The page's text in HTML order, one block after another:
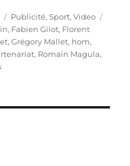
Catégories
Publicité,Sport,Video
, Fabien Gilot, Florent
,Grégory Mallet, hom,
, Romain Magula,
sur